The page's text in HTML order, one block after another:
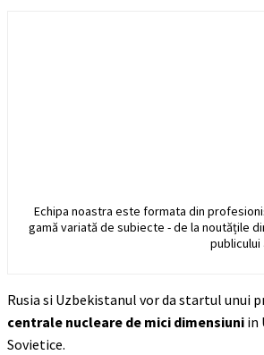
Echipa noastra este formata din
gamă variată de subiecte - de la noutățile
Rusia si Uzbekistanul vor da startul unui
centrale nucleare de mici dimensiuni in
Sovietice.